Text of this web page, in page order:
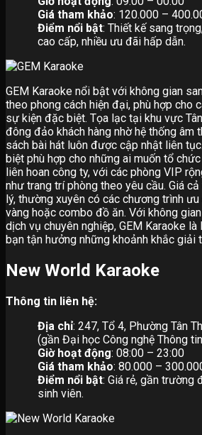
Giá tham khảo: 120.000 –
Điểm nổi bật: Thiết kế sang
cao cấp, nhiều ưu đãi hấp dẫn.
GEM Karaoke nổi bật với không gian
theo phong cách hiện đại, phù hợp cho
sự kiện đặc biệt. Tọa lạc tại khu vực
đông đảo khách hàng nhờ hệ thống âm
sách bài hát luôn được cập nhật liên
biệt phù hợp cho những ai muốn tổ
liên hoan công ty, với các phòng VIP
như trang trí phòng theo yêu cầu. Giá
lý, thường xuyên có các chương trình
vàng hoặc combo đồ ăn. Với không gian
dịch vụ chuyên nghiệp, GEM Karaoke
bạn tận hưởng những khoảnh khắc giải
New World Karaoke
Thông tin liên hệ:
Địa chỉ: 247, Tổ 4, Phường Tân
(gần Đại học Công nghệ Thông
Giờ hoạt động: 08:00 – 23:00
Giá tham khảo: 80.000 –
Điểm nổi bật: Giá rẻ, gần trường
sinh viên.